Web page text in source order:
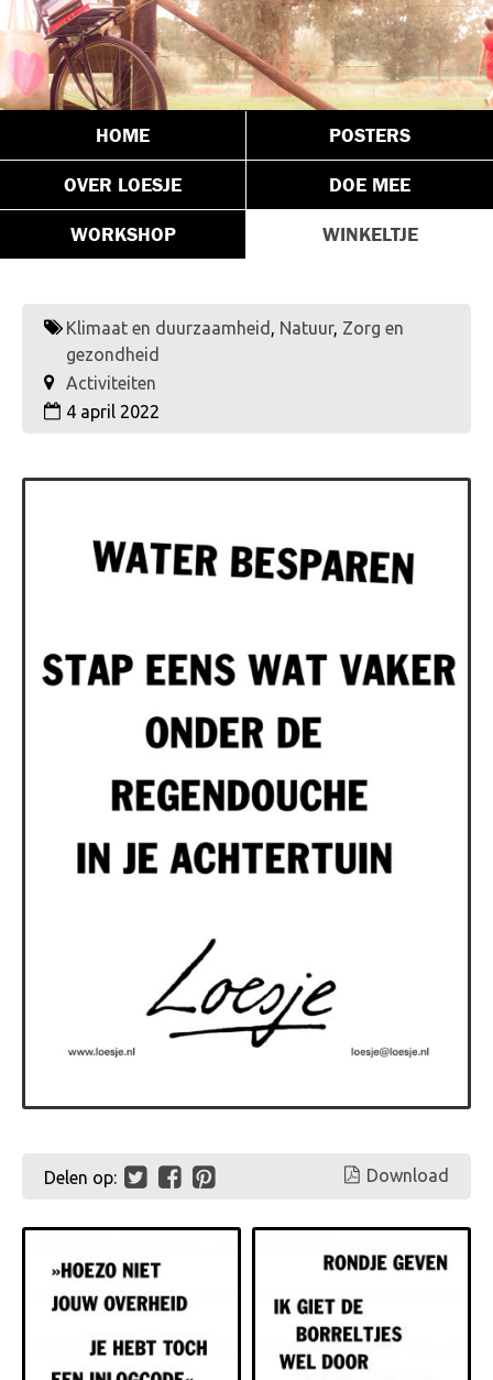
HOME POSTERS
OVER LOESJE DOE MEE
WORKSHOP WINKELTJE
Klimaat en duurzaamheid , Natuur, Zorg en
gezondheid
Activiteiten
4 april 2022
Delen op: Download